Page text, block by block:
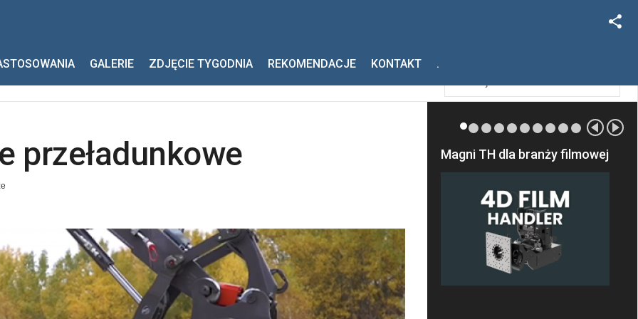
GALERIE ZDJĘCIE TYGODNIA REKOMENDACJE KONTAKT .
przeładunkowe Magni TH dla branży filmowej